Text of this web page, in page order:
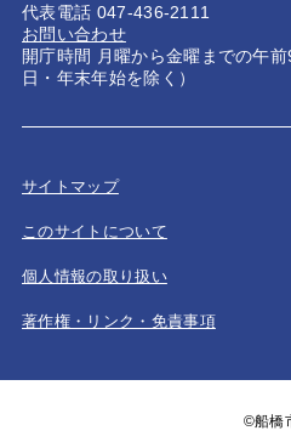
代表電話 047-436-2111
お問い合わせ
開庁時間 月曜から金曜までの午
日・年末年始を除く）
サイトマップ
このサイトについて
個人情報の取り扱い
著作権・リンク・免責事項
©船橋